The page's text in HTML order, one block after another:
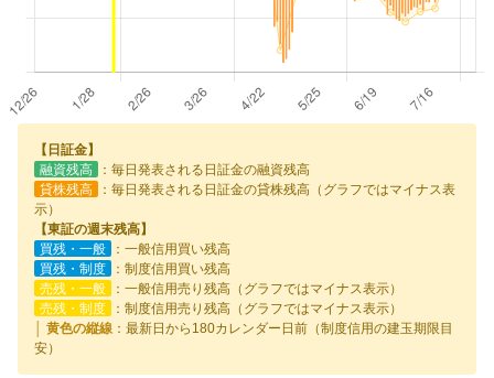
【日証金】
融資残高
：毎日発表される日証金の融資残高
貸株残高
：毎日発表される日証金の貸株残高（グラフではマイナス表
示）
【東証の週末残高】
買残・一般
：一般信用買い残高
買残・制度
：制度信用買い残高
売残・一般
：一般信用売り残高（グラフではマイナス表示）
売残・制度
：制度信用売り残高（グラフではマイナス表示）
│ 黄色の縦線 ：最新日から180カレンダー日前（制度信用の建玉期限目
安）